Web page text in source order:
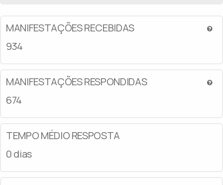
MANIFESTAÇÕES RECEBIDAS
934
MANIFESTAÇÕES RESPONDIDAS
674
TEMPO MÉDIO RESPOSTA
0 dias